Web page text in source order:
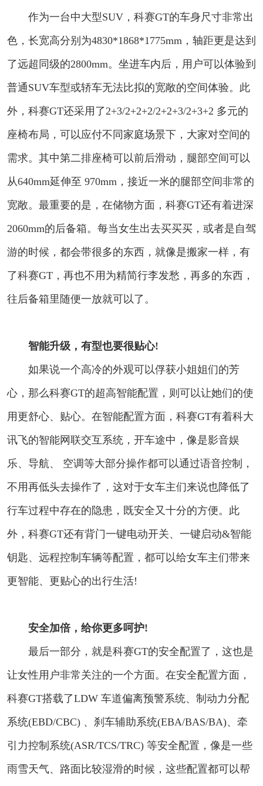
作为一台中大型SUV，科赛GT的车身尺寸非常出
色，长宽高分别为4830*1868*1775mm，轴距更是达到
了远超同级的2800mm。坐进车内后，用户可以体验到
普通SUV车型或轿车无法比拟的宽敞的空间体验。此
外，科赛GT还采用了2+3/2+2+2/2+2+3/2+3+2 多元的
座椅布局，可以应付不同家庭场景下，大家对空间的
需求。其中第二排座椅可以前后滑动，腿部空间可以
从640mm延伸至 970mm，接近一米的腿部空间非常的
宽敞。最重要的是，在储物方面，科赛GT还有着进深
2060mm的后备箱。每当女生出去买买买，或者是自驾
游的时候，都会带很多的东西，就像是搬家一样，有
了科赛GT，再也不用为精简行李发愁，再多的东西，
往后备箱里随便一放就可以了。
智能升级，有型也要很贴心!
如果说一个高冷的外观可以俘获小姐姐们的芳
心，那么科赛GT的超高智能配置，则可以让她们的使
用更舒心、贴心。在智能配置方面，科赛GT有着科大
讯飞的智能网联交互系统，开车途中，像是影音娱
乐、导航、 空调等大部分操作都可以通过语音控制，
不用再低头去操作了，这对于女车主们来说也降低了
行车过程中存在的隐患，既安全又十分的方便。此
外，科赛GT还有背门一键电动开关、一键启动&智能
钥匙、远程控制车辆等配置，都可以给女车主们带来
更智能、更贴心的出行生活!
安全加倍，给你更多呵护!
最后一部分，就是科赛GT的安全配置了，这也是
让女性用户非常关注的一个方面。在安全配置方面，
科赛GT搭载了LDW 车道偏离预警系统、制动力分配
系统(EBD/CBC) 、刹车辅助系统(EBA/BAS/BA)、牵
引力控制系统(ASR/TCS/TRC) 等安全配置，像是一些
雨雪天气、路面比较湿滑的时候，这些配置都可以帮